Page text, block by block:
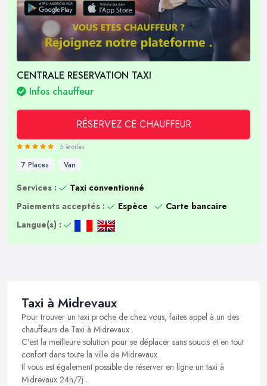
CENTRALE RESERVATION TAXI
Infos chauffeur
RÉSERVEZ CE CHAUFFEUR
5 étoiles
7 Places Van
Services :
Taxi conventionné
Paiements acceptés :
Espèce
Carte bancaire
Langue(s) :
Taxi à Midrevaux
Pour trouver un taxi proche de chez vous, faites appel à un des
chauffeurs de Taxi à Midrevaux .
C’est la meilleure solution pour se déplacer sans soucis et en tout
confort dans toute la ville de Midrevaux.
Il vous est également possible de réserver en ligne un taxi à
Midrevaux 24h/7j .